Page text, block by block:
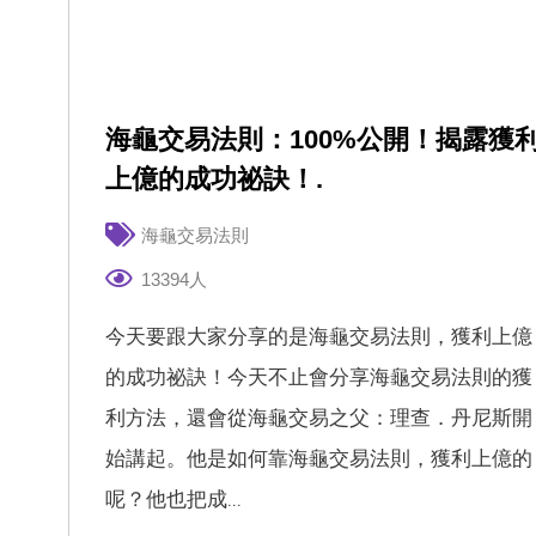
海龜交易法則：100%公開！揭露獲
上億的成功祕訣！.
海龜交易法則
13394人
今天要跟大家分享的是海龜交易法則，獲利上億
的成功祕訣！今天不止會分享海龜交易法則的獲
利方法，還會從海龜交易之父：理查．丹尼斯開
始講起。他是如何靠海龜交易法則，獲利上億的
呢？他也把成...